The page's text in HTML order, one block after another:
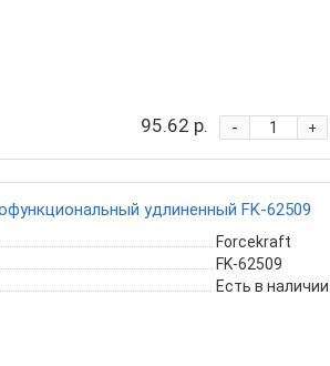
95.62 р. +
-
удлиненный FK-62509
Forcekraft
FK-62509
Есть в наличии